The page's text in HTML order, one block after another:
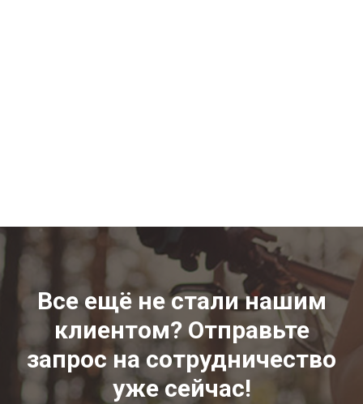
Все ещё не стали нашим
клиентом? Отправьте
запрос на сотрудничество
уже сейчас!